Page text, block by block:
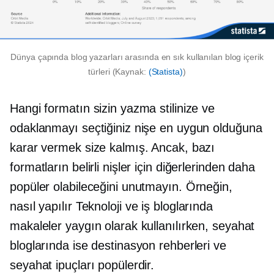
Dünya çapında blog yazarları arasında en sık kullanılan blog içerik
türleri (Kaynak: (Statista))
Hangi formatın sizin yazma stilinize ve
odaklanmayı seçtiğiniz nişe en uygun olduğuna
karar vermek size kalmış. Ancak, bazı
formatların belirli nişler için diğerlerinden daha
popüler olabileceğini unutmayın. Örneğin,
nasıl yapılırTeknoloji ve iş bloglarında
makaleler yaygın olarak kullanılırken, seyahat
bloglarında ise destinasyon rehberleri ve
seyahat ipuçları popülerdir.